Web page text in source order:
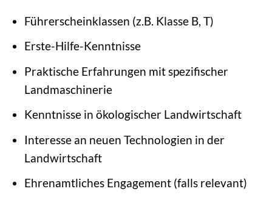
Führerscheinklassen (z.B. Klasse B, T)
Erste-Hilfe-Kenntnisse
Praktische Erfahrungen mit spezifischer
Landmaschinerie
Kenntnisse in ökologischer Landwirtschaft
Interesse an neuen Technologien in der
Landwirtschaft
Ehrenamtliches Engagement (falls relevant)